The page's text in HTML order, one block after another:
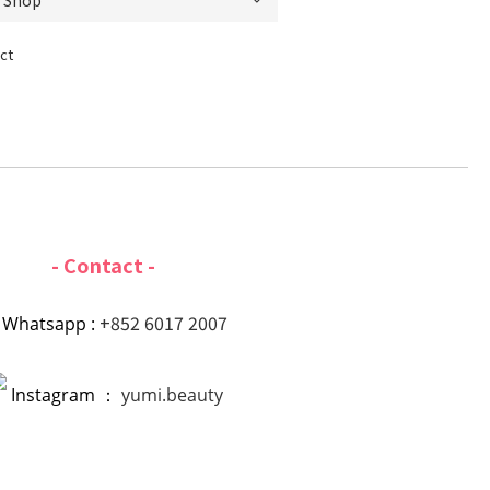
- Contact -
Whatsapp : +852 6017 2007
Instagram ： yumi.beauty